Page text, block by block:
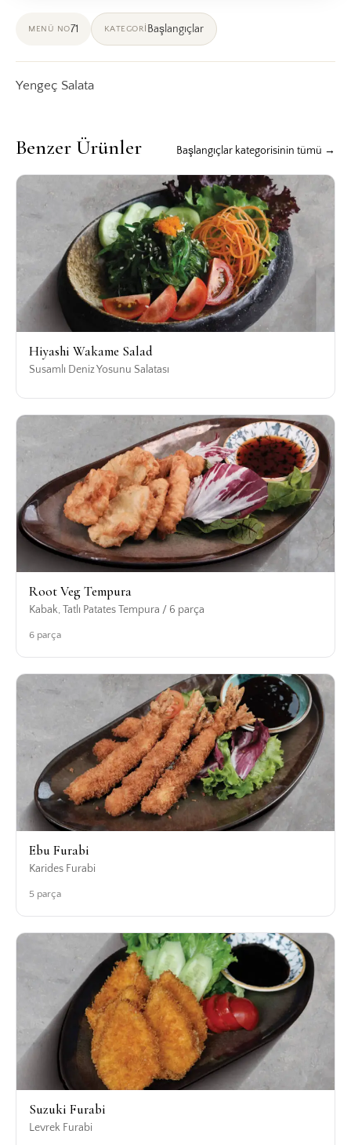
MENÜ NO71 KATEGORI Başlangıçlar
Yengeç Salata
Benzer Ürünler Başlangıçlar kategorisinin tümü →
Hiyashi Wakame Salad
Susamlı Deniz Yosunu Salatası
Root Veg Tempura
Kabak, Tatlı Patates Tempura / 6 parça
6 parça
Ebu Furabi
Karides Furabi
5 parça
Suzuki Furabi
Levrek Furabi